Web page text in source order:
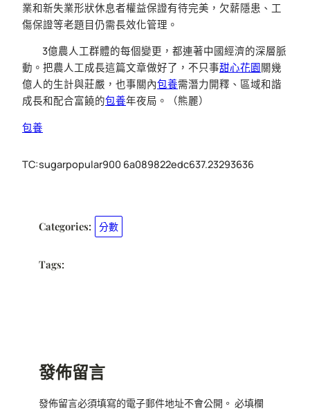
業和新失業形狀休息者權益保證有待完美，欠薪隱患、工
傷保證等老題目仍需長效化管理。
3億農人工群體的每個變更，都連著中國經濟的深層脈
動。把農人工成長這篇文章做好了，不只事甜心花園 關幾
億人的生計與莊嚴，也事關內包養需潛力開釋、區域和諧
成長和配合富饒的包養年夜局。（熊麗）
包養
TC:sugarpopular900 6a089822edc637.23293636
Categories: 分數
Tags:
發佈留言
發佈留言必須填寫的電子郵件地址不會公開。 必填欄